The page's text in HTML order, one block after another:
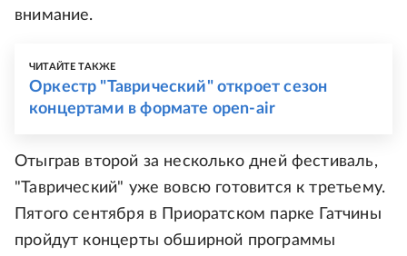
внимание.
ЧИТАЙТЕ ТАКЖЕ
Оркестр "Таврический" откроет сезон
концертами в формате open-air
Отыграв второй за несколько дней фестиваль,
"Таврический" уже вовсю готовится к третьему.
Пятого сентября в Приоратском парке Гатчины
пройдут концерты обширной программы